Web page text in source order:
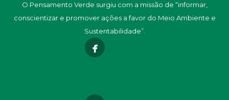
O Pensamento Verde surgiu com a missão de “informar,
conscientizar e promover ações a favor do Meio Ambiente e
Sustentabilidade”.